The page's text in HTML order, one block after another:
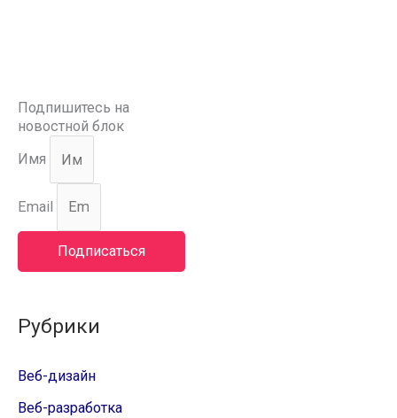
Подпишитесь на
новостной блок
Имя
Email
Подписаться
Рубрики
Веб-дизайн
Веб-разработка